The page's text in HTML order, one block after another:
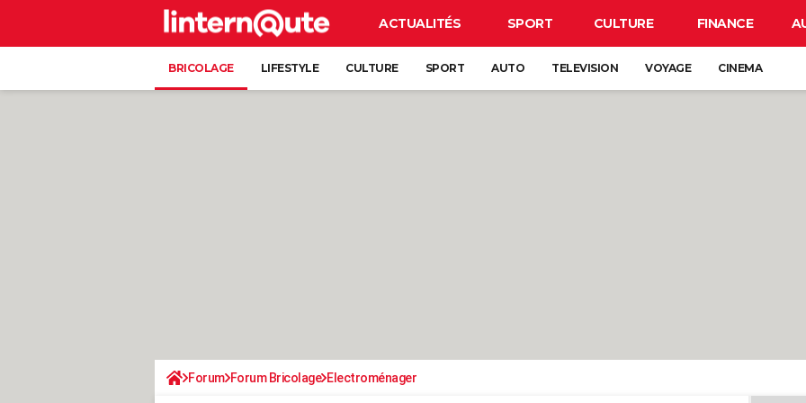
ACTUALITÉS SPORT CULTURE FINANCE
BRICOLAGE LIFESTYLE CULTURE SPORT AUTO TELEVISION VOYAGE CINEMA
Forum Forum Bricolage Electroménager